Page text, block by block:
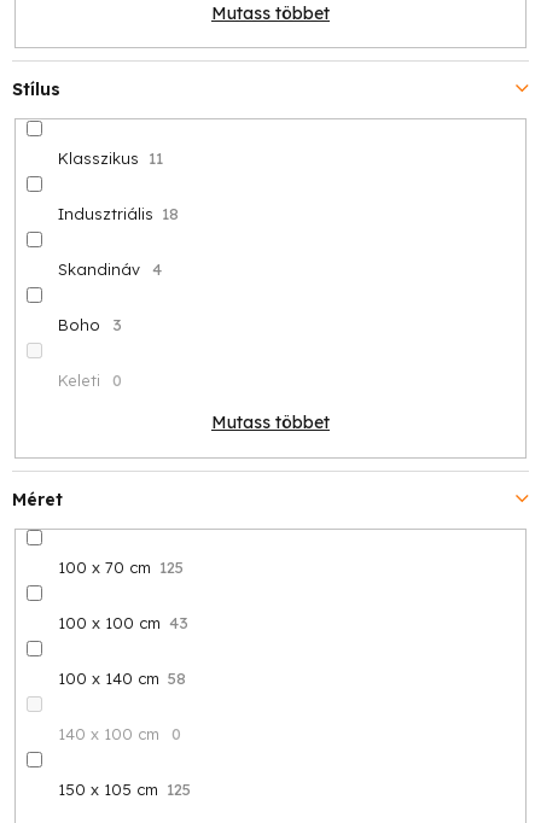
Méret
100 x 70 cm 125
100 x 100 cm 43
100 x 140 cm 58
140 x 100 cm 0
150 x 105 cm 125
Mutass többet
Stílus
Klasszikus 11
Indusztriális 18
Skandináv 4
Boho 3
Keleti 0
Mutass többet